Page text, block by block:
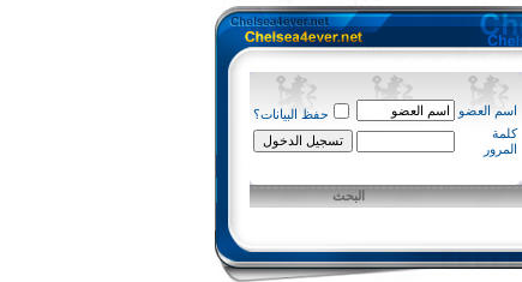
اسم العضو
حفظ البيانات؟
كلمة
المرور
البحث